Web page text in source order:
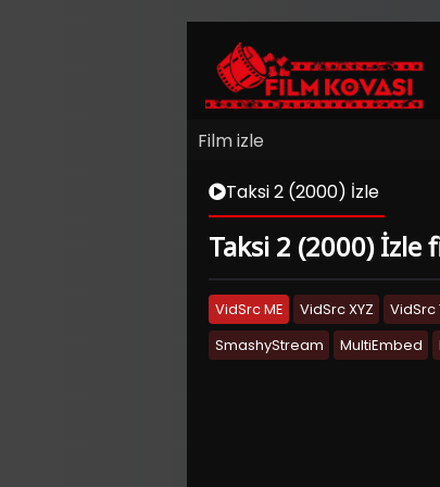
Film izle
Taksi 2 (2000) İzle
Taksi 2 (2000) İzle
VidSrc ME VidSrc XYZ VidSrc
SmashyStream
MultiEmbed